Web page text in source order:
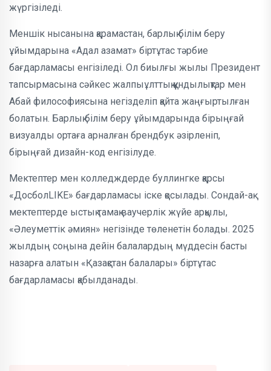
жүргізіледі.
Меншік нысанына қарамастан, барлық білім беру
ұйымдарына «Адал азамат» біртұтас тәрбие
бағдарламасы енгізіледі. Ол биылғы жылы Президент
тапсырмасына сәйкес жалпыұлттық құндылықтар мен
Абай философиясына негізделіп қайта жаңғыртылған
болатын. Барлық білім беру ұйымдарында бірыңғай
визуалды ортаға арналған брендбук әзірленіп,
бірыңғай дизайн-код енгізілуде.
Мектептер мен колледждерде буллингке қарсы
«ДосболLIKE» бағдарламасы іске қосылады. Сондай-ақ
мектептерде ыстық тамақ ваучерлік жүйе арқылы,
«Әлеуметтік әмиян» негізінде төленетін болады. 2025
жылдың соңына дейін балалардың мүддесін басты
назарға алатын «Қазақстан балалары» біртұтас
бағдарламасы қабылданады.